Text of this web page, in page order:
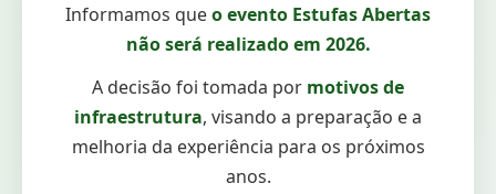
Informamos queo evento Estufas Abertas
não será realizado em 2026.
A decisão foi tomada por motivos de
infraestrutura, visando a preparação e a
melhoria da experiência para os próximos
anos.